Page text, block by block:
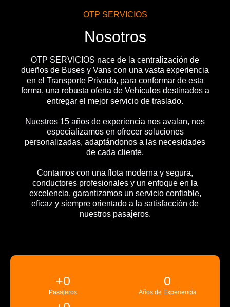
OTP SERVICIOS
Nosotros
OTP SERVICIOS nace de la centralización de
dueños de Buses y Vans con una vasta experiencia
en el Transporte Privado, para conformar de esta
forma, una robusta oferta de Vehículos destinados a
entregar el mejor servicio de traslado.
Nuestros 15 años de experiencia nos avalan, nos
especializamos en ofrecer soluciones
personalizadas, adaptándonos a las necesidades
de cada cliente.
Contamos con una flota moderna y segura,
conductores profesionales y un enfoque en la
excelencia, garantizamos un servicio confiable,
eficaz y siempre orientado a la satisfacción de
nuestros pasajeros.
Pasajeros
+0
Años de Experiencia
0